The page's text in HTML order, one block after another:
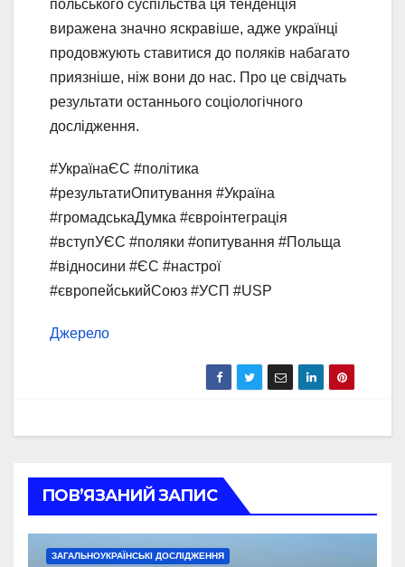
польського суспільства ця тенденція
виражена значно яскравіше, адже українці
продовжують ставитися до поляків набагато
приязніше, ніж вони до нас. Про це свідчать
результати останнього соціологічного
дослідження.
#УкраїнаЄС #політика
#результатиОпитування #Україна
#громадськаДумка #євроінтеграція
#вступУЄС #поляки #опитування #Польща
#відносини #ЄС #настрої
#європейськийСоюз #УСП #USP
Джерело
ПОВ’ЯЗАНИЙ ЗАПИС
ЗАГАЛЬНОУКРАЇНСЬКІ ДОСЛІДЖЕННЯ